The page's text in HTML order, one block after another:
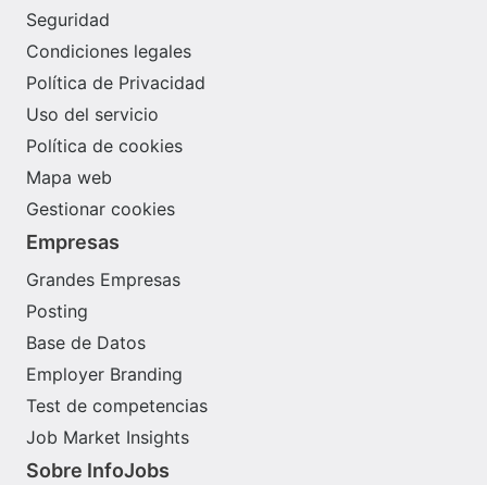
Seguridad
Condiciones legales
Política de Privacidad
Uso del servicio
Política de cookies
Mapa web
Gestionar cookies
Empresas
Grandes Empresas
Posting
Base de Datos
Employer Branding
Test de competencias
Job Market Insights
Sobre InfoJobs